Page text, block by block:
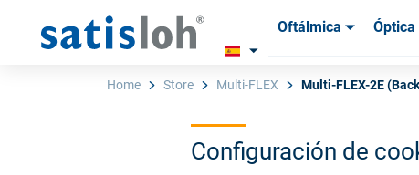
Configuración de
Oftálmica
Home Store Multi-FLEX Multi-FLEX-2E